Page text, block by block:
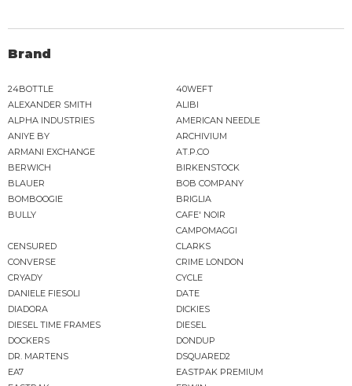
Brand
24BOTTLE
40WEFT
ALEXANDER SMITH
ALIBI
ALPHA INDUSTRIES
AMERICAN NEEDLE
ANIYE BY
ARCHIVIUM
ARMANI EXCHANGE
AT.P.CO
BERWICH
BIRKENSTOCK
BLAUER
BOB COMPANY
BOMBOOGIE
BRIGLIA
BULLY
CAFE' NOIR
CAMPOMAGGI
CENSURED
CLARKS
CONVERSE
CRIME LONDON
CRYADY
CYCLE
DANIELE FIESOLI
DATE
DIADORA
DICKIES
DIESEL TIME FRAMES
DIESEL
DOCKERS
DONDUP
DR. MARTENS
DSQUARED2
EA7
EASTPAK PREMIUM